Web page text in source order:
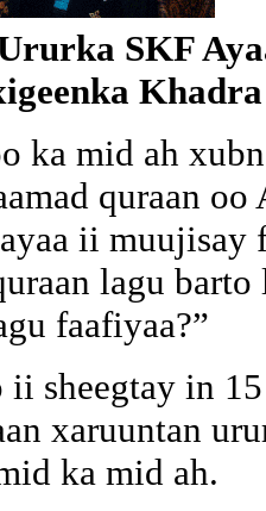
SKF
ka mid ah
quraan
ii muujisay
lagu
faafiyaa?”
ii sheegtay in
xaruuntan
ka mid ah.